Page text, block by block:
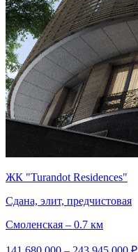
ЖК "Turandot Residences"
Сдана, элит, предчистовая
Смоленская – 0.7 км